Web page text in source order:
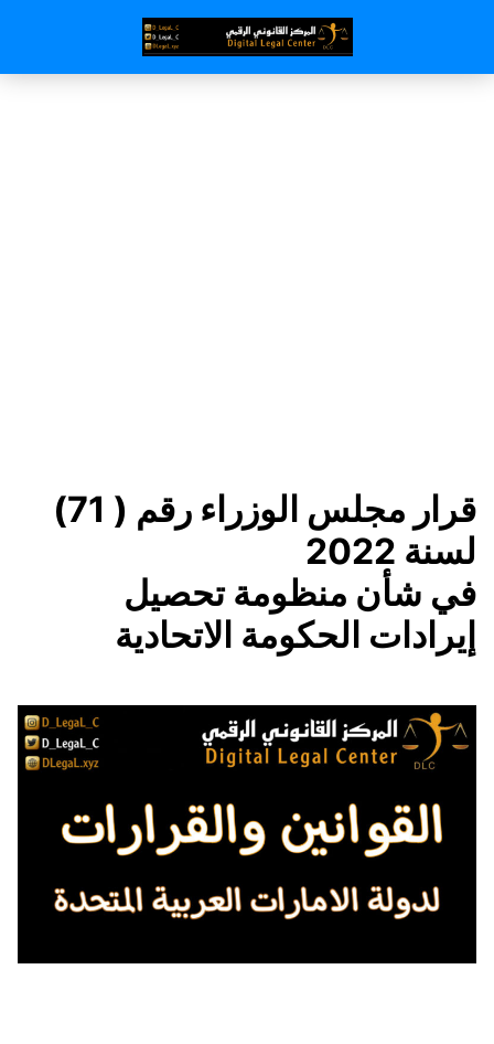
قرار مجلس الوزراء رقم ( 71)
لسنة 2022
في شأن منظومة تحصيل
إيرادات الحكومة الاتحادية